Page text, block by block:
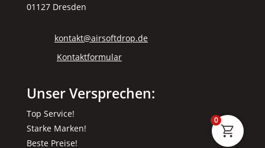
01127 Dresden
kontakt@airsoftdrop.de
Kontaktformular
Unser Versprechen:
Top Service!
Starke Marken!
Beste Preise!
0